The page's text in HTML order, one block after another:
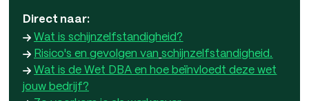
Direct naar:
Wat is schijnzelfstandigheid?
Risico's en gevolgen van schijnzelfstandigheid.
Wat is de Wet DBA en hoe beïnvloedt deze wet
jouw bedrijf?